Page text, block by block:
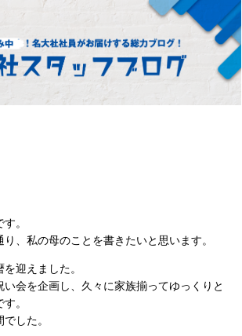
。
、私の母のことを書きたいと思います。
迎えました。
い会を企画し、久々に家族揃ってゆっくりと
。
した。